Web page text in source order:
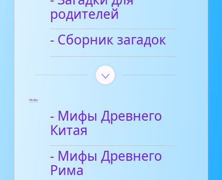
родителей
- Сборник загадок
Мифы
- Мифы Древнего
Китая
- Мифы Древнего
Рима